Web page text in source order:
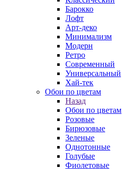
Барокко
Лофт
Арт-деко
Минимализм
Модерн
Ретро
Современный
Универсальный
Хай-тек
Обои по цветам
Назад
Обои по цветам
Розовые
Бирюзовые
Зеленые
Однотонные
Голубые
Фиолетовые